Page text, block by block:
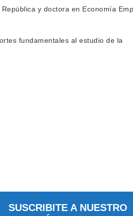
y doctora en Economía
fundamentales al estudio de la
SUSCRIBITE A NUESTRO